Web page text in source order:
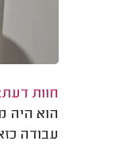
חוות דעת:
הוא היה
עבודה